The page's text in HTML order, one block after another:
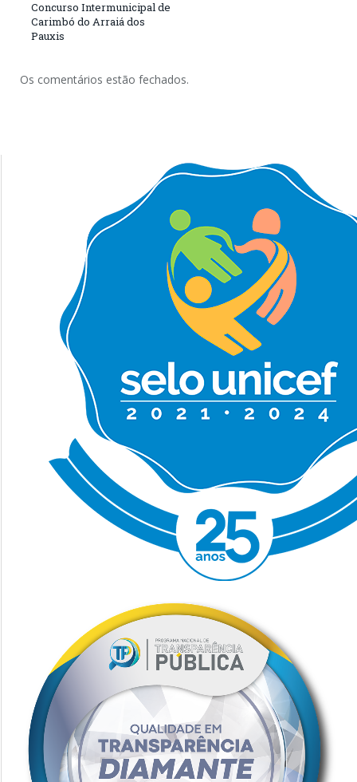
Concurso Intermunicipal de
Carimbó do Arraiá dos
Pauxis
Os comentários estão fechados.